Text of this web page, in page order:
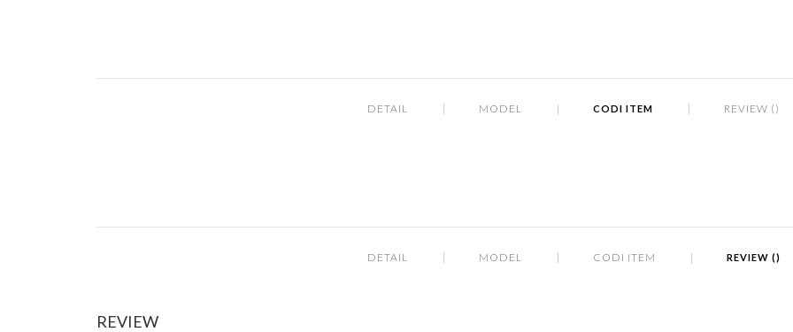
DETAIL MODEL CODI ITEM REVIEW ()
DETAIL MODEL CODI ITEM REVIEW ()
REVIEW